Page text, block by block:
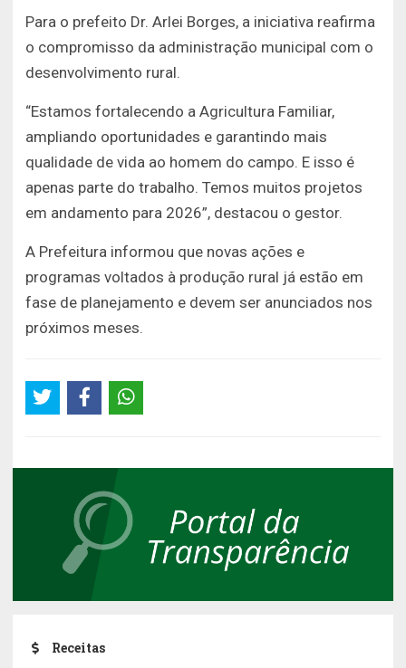
Para o prefeito Dr. Arlei Borges, a iniciativa reafirma
o compromisso da administração municipal com o
desenvolvimento rural.
“Estamos fortalecendo a Agricultura Familiar,
ampliando oportunidades e garantindo mais
qualidade de vida ao homem do campo. E isso é
apenas parte do trabalho. Temos muitos projetos
em andamento para 2026”, destacou o gestor.
A Prefeitura informou que novas ações e
programas voltados à produção rural já estão em
fase de planejamento e devem ser anunciados nos
próximos meses.
Receitas